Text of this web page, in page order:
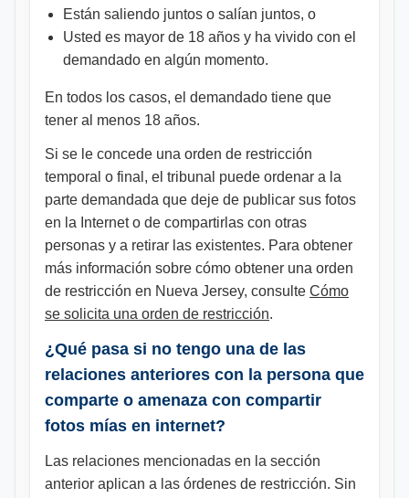
Están saliendo juntos o salían juntos, o
Usted es mayor de 18 años y ha vivido con el
demandado en algún momento.
En todos los casos, el demandado tiene que
tener al menos 18 años.
Si se le concede una orden de restricción
temporal o final, el tribunal puede ordenar a la
parte demandada que deje de publicar sus fotos
en la Internet o de compartirlas con otras
personas y a retirar las existentes. Para obtener
más información sobre cómo obtener una orden
de restricción en Nueva Jersey, consulte Cómo
se solicita una orden de restricción.
¿Qué pasa si no tengo una de las
relaciones anteriores con la persona que
comparte o amenaza con compartir
fotos mías en internet?
Las relaciones mencionadas en la sección
anterior aplican a las órdenes de restricción. Sin